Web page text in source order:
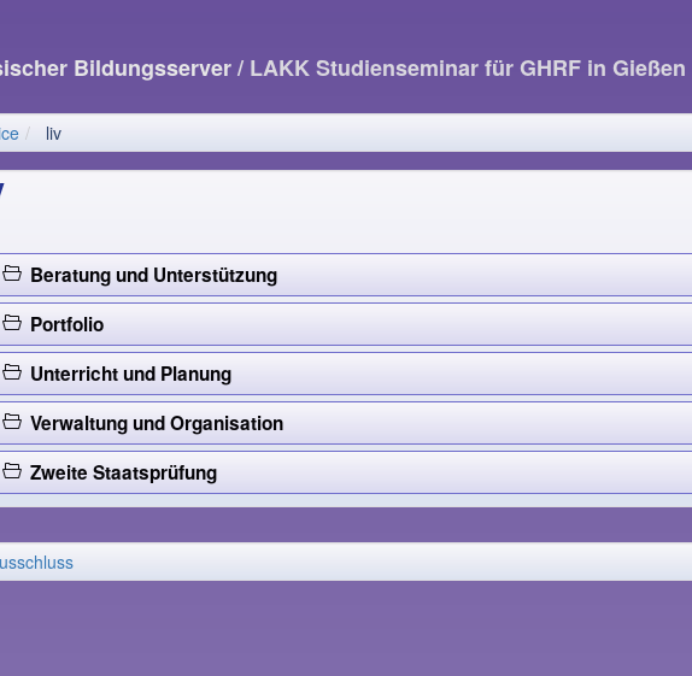
Bildungsserver/ LAKK Studienseminar für GHRF in Gießen
liv
Beratung und Unterstützung
Portfolio
Unterricht und Planung
Verwaltung und Organisation
Zweite Staatsprüfung